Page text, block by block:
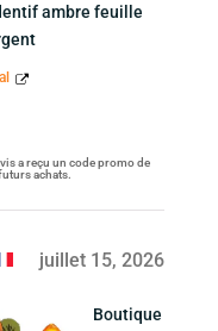
ambre feuille
a reçu un code promo de
achats.
juillet 15, 2026
Boutique